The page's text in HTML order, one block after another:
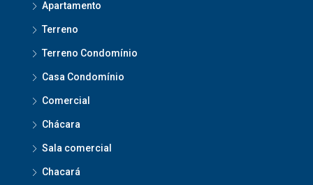
Apartamento
Terreno
Terreno Condomínio
Casa Condomínio
Comercial
Chácara
Sala comercial
Chacará